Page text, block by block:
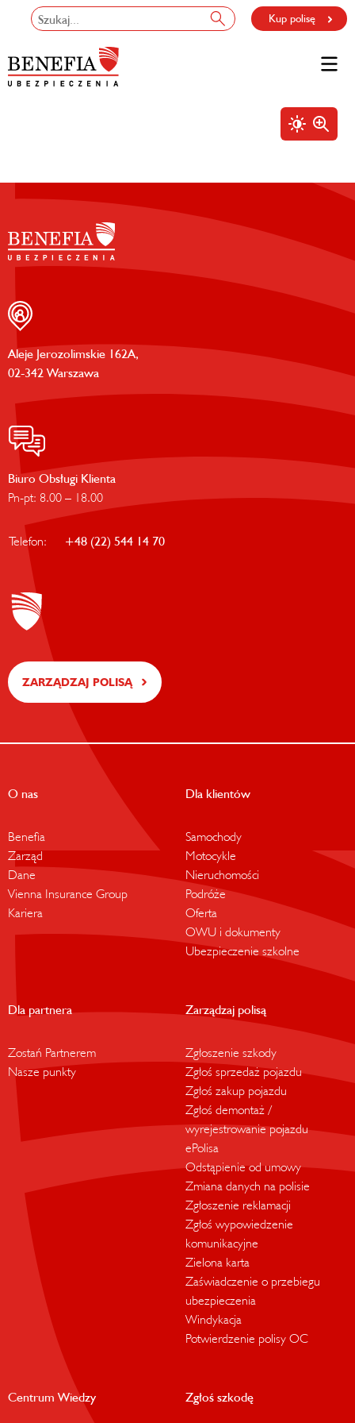
Kup polisę
Aleje Jerozolimskie 162A,
02-342 Warszawa
Biuro Obsługi Klienta
Pn-pt: 8.00 – 18.00
Telefon: +48 (22) 544 14 70
ZARZĄDZAJ POLISĄ
O nas
Benefia
Zarząd
Dane
Vienna Insurance Group
Kariera
Dla klientów
Samochody
Motocykle
Nieruchomości
Podróże
Oferta
OWU i dokumenty
Ubezpieczenie szkolne
Dla partnera
Zostań Partnerem
Nasze punkty
Zarządzaj polisą
Zgłoszenie szkody
Zgłoś sprzedaż pojazdu
Zgłoś zakup pojazdu
Zgłoś demontaż /
wyrejestrowanie pojazdu
ePolisa
Odstąpienie od umowy
Zmiana danych na polisie
Zgłoszenie reklamacji
Zgłoś wypowiedzenie
komunikacyjne
Zielona karta
Zaświadczenie o przebiegu
ubezpieczenia
Windykacja
Potwierdzenie polisy OC
Centrum Wiedzy Zgłoś szkodę